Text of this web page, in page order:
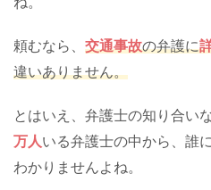
頼むなら、 交通事故の弁護に
違いありません。
とはいえ、弁護士の知り合い
万人いる弁護士の中から、誰
わかりませんよね。